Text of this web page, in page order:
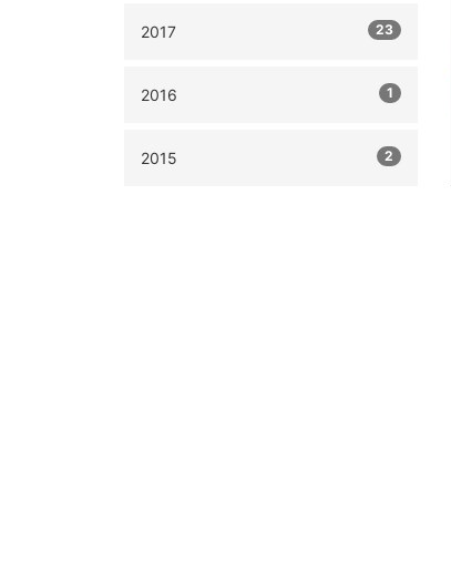
2017 23
2016 1
2015 2